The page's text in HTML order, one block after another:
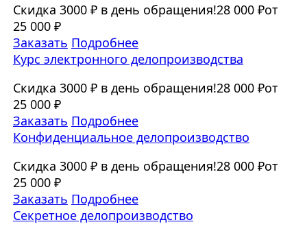
Скидка 3000 ₽ в день обращения!28 000 ₽от
25 000 ₽
Заказать Подробнее
Курс электронного делопроизводства
Скидка 3000 ₽ в день обращения!28 000 ₽от
25 000 ₽
Заказать Подробнее
Конфиденциальное делопроизводство
Скидка 3000 ₽ в день обращения!28 000 ₽от
25 000 ₽
Заказать Подробнее
Секретное делопроизводство